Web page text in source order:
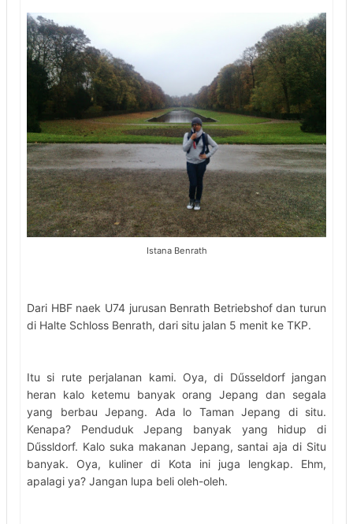
Istana Benrath
Dari HBF naek U74 jurusan Benrath Betriebshof dan turun
di Halte Schloss Benrath, dari situ jalan 5 menit ke TKP.
Itu si rute perjalanan kami. Oya, di Dűsseldorf jangan
heran kalo ketemu banyak orang Jepang dan segala
yang berbau Jepang. Ada lo Taman Jepang di situ.
Kenapa? Penduduk Jepang banyak yang hidup di
Dűssldorf. Kalo suka makanan Jepang, santai aja di Situ
banyak. Oya, kuliner di Kota ini juga lengkap. Ehm,
apalagi ya? Jangan lupa beli oleh-oleh.